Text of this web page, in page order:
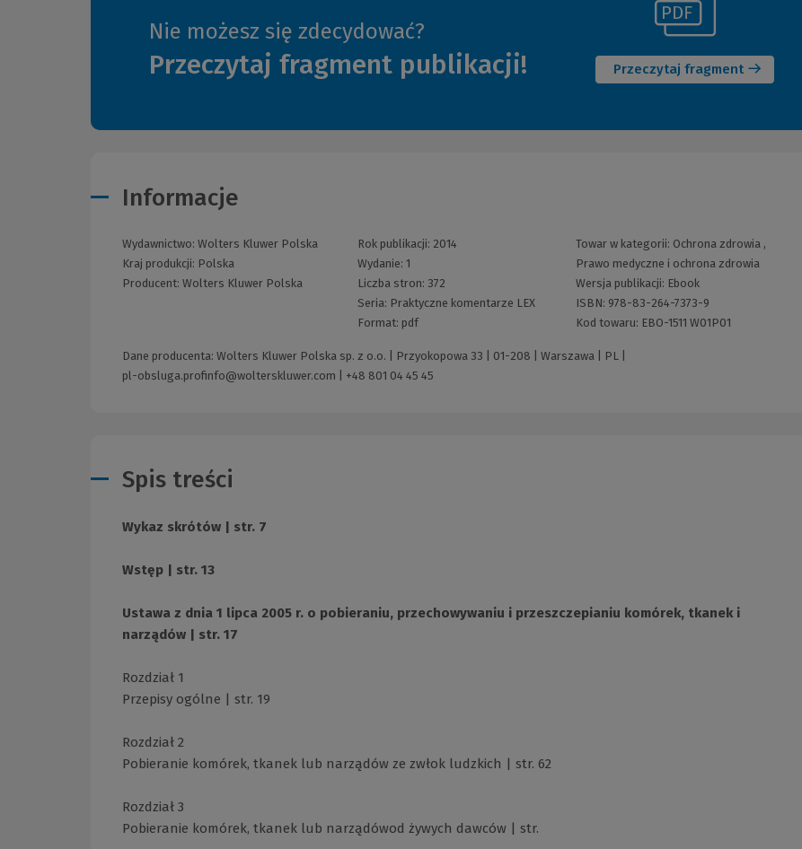
Nie możesz się zdecydować?
Przeczytaj fragment publikacji! Przeczytaj fragment
(Nowe
okno)
(Link
do
innej
strony)
Informacje
Wydawnictwo: Wolters Kluwer Polska
Kraj produkcji: Polska
Producent: Wolters Kluwer Polska
Rok publikacji: 2014
Wydanie:1
Liczba stron: 372
Seria: Praktyczne komentarze LEX
Format: pdf
Towar w kategorii: Ochrona zdrowia ,
Prawo medyczne i ochrona zdrowia
Wersja publikacji: Ebook
ISBN: 978-83-264-7373-9
Kod towaru: EBO-1511 W01P01
Dane producenta: Wolters Kluwer Polska sp. z o.o. | Przyokopowa 33 | 01-208 | Warszawa | PL |
pl-obsluga.profinfo@wolterskluwer.com
+48 801 04 45 45
Spis treści
Wykaz skrótów | str. 7
Wstęp | str. 13
Ustawa z dnia 1 lipca 2005 r. o pobieraniu, przechowywaniu i przeszczepianiu komórek, tkanek i
narządów | str. 17
Rozdział 1
Przepisy ogólne | str. 19
Rozdział 2
Pobieranie komórek, tkanek lub narządów ze zwłok ludzkich | str. 62
Rozdział 3
Pobieranie komórek, tkanek lub narządówod żywych dawców | str.